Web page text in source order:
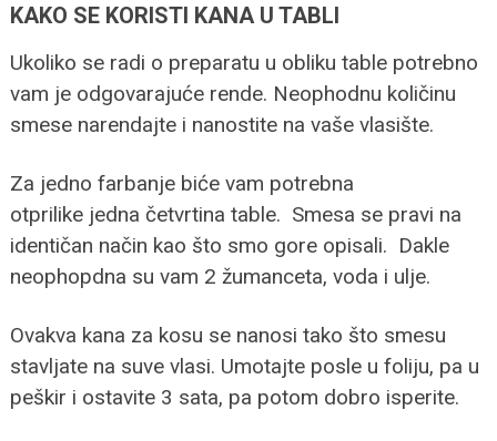
KAKO SE KORISTI KANA U TABLI
Ukoliko se radi o preparatu u obliku table potrebno
vam je odgovarajuće rende. Neophodnu količinu
smese narendajte i nanostite na vaše vlasište.
Za jedno farbanje biće vam potrebna
otprilike jedna četvrtina table. Smesa se pravi na
identičan način kao što smo gore opisali. Dakle
neophopdna su vam 2 žumanceta, voda i ulje.
Ovakva kana za kosu se nanosi tako što smesu
stavljate na suve vlasi. Umotajte posle u foliju, pa u
peškir i ostavite 3 sata, pa potom dobro isperite.